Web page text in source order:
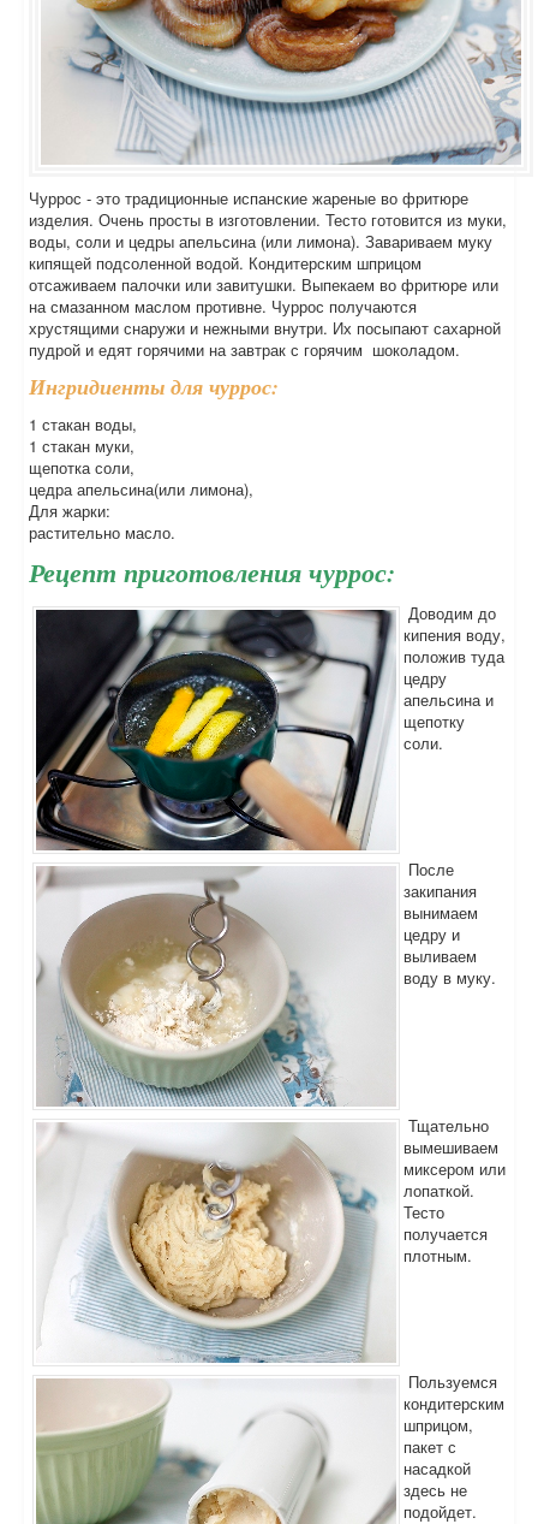
Чуррос - это традиционные испанские жареные во фритюре
изделия. Очень просты в изготовлении. Тесто готовится из муки,
воды, соли и цедры апельсина (или лимона). Завариваем муку
кипящей подсоленной водой. Кондитерским шприцом
отсаживаем палочки или завитушки. Выпекаем во фритюре или
на смазанном маслом противне. Чуррос получаются
хрустящими снаружи и нежными внутри. Их посыпают сахарной
пудрой и едят горячими на завтрак с горячим шоколадом.
Ингридиенты для чуррос:
1 стакан воды,
1 стакан муки,
щепотка соли,
цедра апельсина(или лимона),
Для жарки:
растительно масло.
Рецепт приготовления чуррос:
Доводим до
кипения воду,
положив туда
цедру
апельсина и
щепотку
соли.
После
закипания
вынимаем
цедру и
выливаем
воду в муку.
Тщательно
вымешиваем
миксером или
лопаткой.
Тесто
получается
плотным.
Пользуемся
кондитерским
шприцом,
пакет с
насадкой
здесь не
подойдет.